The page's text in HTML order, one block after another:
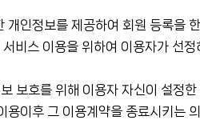
개인정보를 제공하여 회원 등록을
비스 이용을 위하여 이용자가 선
보호를 위해 이용자 자신이 설정
이후 그 이용계약을 종료시키는